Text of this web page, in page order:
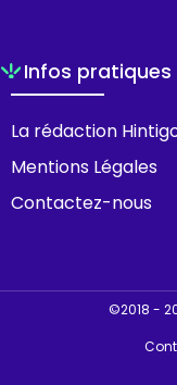
Infos pratiques
La rédaction
Mentions Légales
Contactez-nous
©2018 -